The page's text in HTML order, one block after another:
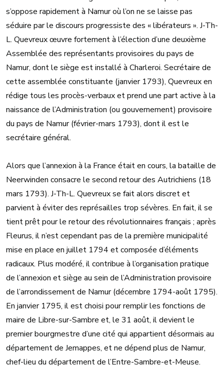
s’oppose rapidement à Namur où l’on ne se laisse pas
séduire par le discours progressiste des « libérateurs ». J-Th-
L. Quevreux œuvre fortement à l’élection d’une deuxième
Assemblée des représentants provisoires du pays de
Namur, dont le siège est installé à Charleroi. Secrétaire de
cette assemblée constituante (janvier 1793), Quevreux en
rédige tous les procès-verbaux et prend une part active à la
naissance de l’Administration (ou gouvernement) provisoire
du pays de Namur (février-mars 1793), dont il est le
secrétaire général.
Alors que l’annexion à la France était en cours, la bataille de
Neerwinden consacre le second retour des Autrichiens (18
mars 1793). J-Th-L. Quevreux se fait alors discret et
parvient à éviter des représailles trop sévères. En fait, il se
tient prêt pour le retour des révolutionnaires français ; après
Fleurus, il n’est cependant pas de la première municipalité
mise en place en juillet 1794 et composée d’éléments
radicaux. Plus modéré, il contribue à l’organisation pratique
de l’annexion et siège au sein de l’Administration provisoire
de l’arrondissement de Namur (décembre 1794-août 1795).
En janvier 1795, il est choisi pour remplir les fonctions de
maire de Libre-sur-Sambre et, le 31 août, il devient le
premier bourgmestre d’une cité qui appartient désormais au
département de Jemappes, et ne dépend plus de Namur,
chef-lieu du département de l’Entre-Sambre-et-Meuse.